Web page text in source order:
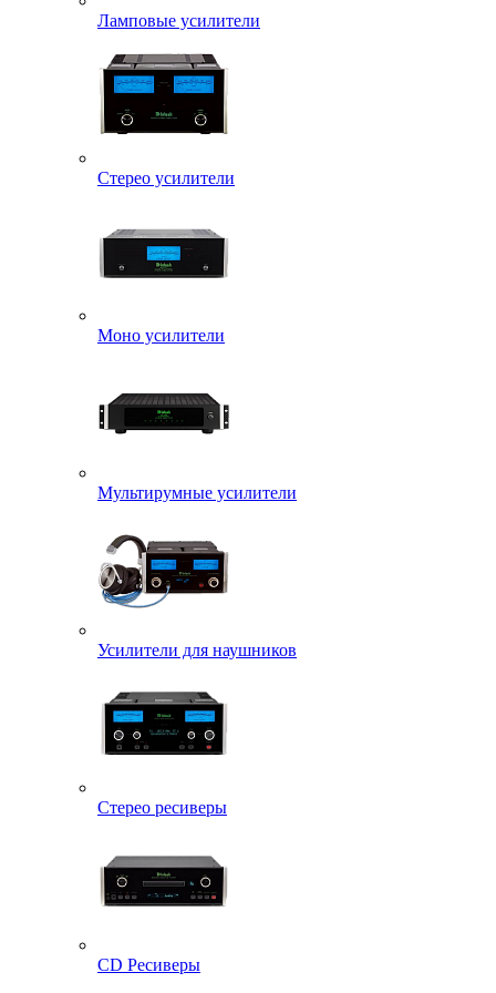
Ламповые усилители
Стерео усилители
Моно усилители
Мультирумные усилители
Усилители для наушников
Стерео ресиверы
CD Ресиверы